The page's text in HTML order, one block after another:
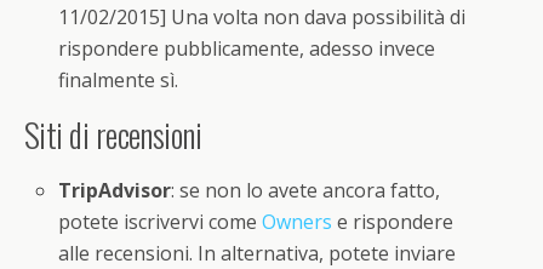
11/02/2015] Una volta non dava possibilità di
rispondere pubblicamente, adesso invece
finalmente sì.
Siti di recensioni
TripAdvisor: se non lo avete ancora fatto,
potete iscrivervi comeOwners e rispondere
alle recensioni. In alternativa, potete inviare